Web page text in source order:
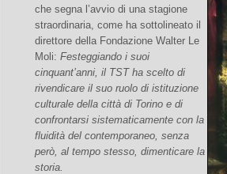
che segna l’avvio di una stagione
straordinaria, come ha sottolineato il
direttore della Fondazione Walter Le
Moli: Festeggiando i suoi
cinquant’anni, il TST ha scelto di
rivendicare il suo ruolo di istituzione
culturale della città di Torino e di
confrontarsi sistematicamente con la
fluidità del contemporaneo, senza
però, al tempo stesso, dimenticare la
storia.